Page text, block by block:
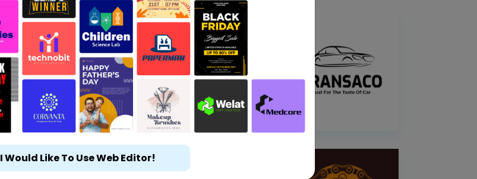
I Would Like To Use Web Editor!